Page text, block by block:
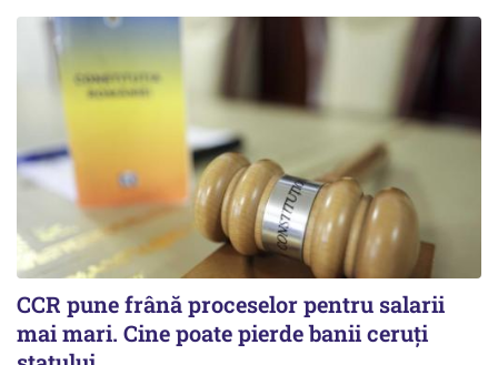
CCR pune frână proceselor pentru salarii
mai mari. Cine poate pierde banii ceruți